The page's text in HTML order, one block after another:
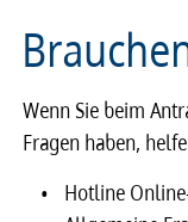
Wenn Sie beim
Fragen haben,
Hotline